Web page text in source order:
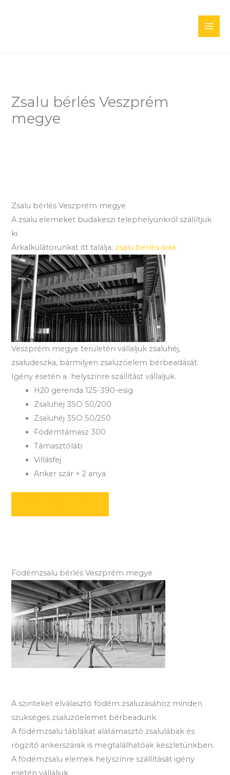
Zsalu bérlés Veszprém
megye
Zsalu bérlés Veszprém megye
A zsalu elemeket budakeszi telephelyünkről szállítjuk
ki.
Árkalkulátorunkat itt találja: zsalu bérlés árak
Veszprém megye területén vállaljuk zsaluhéj,
zsaludeszka, bármilyen zsaluzóelem bérbeadását.
Igény esetén a helyszínre szállítást vállaljuk.
H20 gerenda 125-390-esig
Zsaluhéj 3SO 50/200
Zsaluhéj 3SO 50/250
Födémtámasz 300
Támasztóláb
Villásfej
Anker szár + 2 anya
Födémzsalu bérlés Veszprém megye
A szinteket elválasztó födém zsaluzásához minden
szükséges zsaluzóelemet bérbeadunk.
A födémzsalu táblákat alátámasztó zsalulábak és
rögzítő ankerszárak is megtalálhatóak készletünkben.
A födémzsalu elemek helyszínre szállítását igény